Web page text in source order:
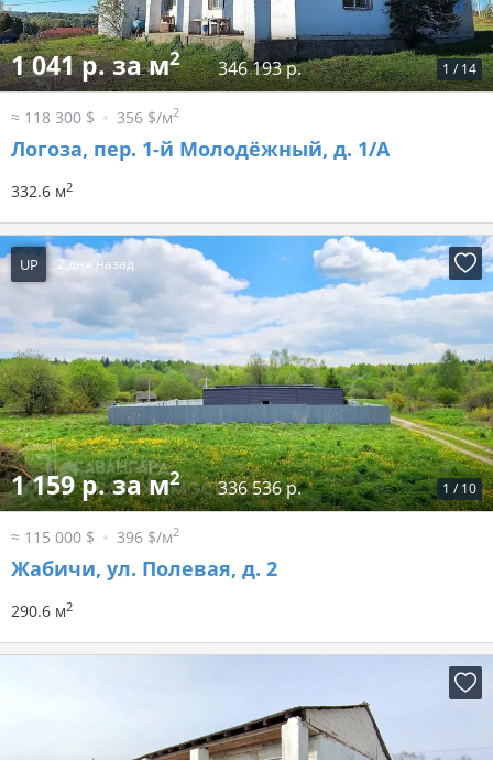
1 / 14
1 041 р. за м2 346 193 р.
≈ 118 300 $ 356 $/м2
Логоза, пер. 1-й Молодёжный, д. 1/А
332.6 м2
UP 2 дня назад
1 / 10
1 159 р. за м2 336 536 р.
≈ 115 000 $ 396 $/м2
Жабичи, ул. Полевая, д. 2
290.6 м2